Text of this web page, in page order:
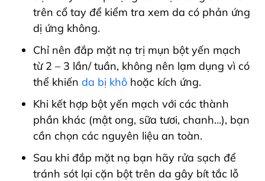
trên cổ tay để kiểm tra xem da có phản ứng
dị ứng không.
Chỉ nên đắp mặt nạ trị mụn bột yến mạch
từ 2 – 3 lần/ tuần, không nên lạm dụng vì có
thể khiến da bị khô hoặc kích ứng.
Khi kết hợp bột yến mạch với các thành
phần khác (mật ong, sữa tươi, chanh…), bạn
cần chọn các nguyên liệu an toàn.
Sau khi đắp mặt nạ bạn hãy rửa sạch để
tránh sót lại cặn bột trên da gây bít tắc lỗ